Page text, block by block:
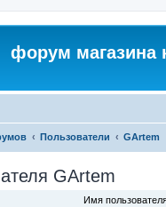
форум магазина
Пользователи GArtem
GArtem
Имя